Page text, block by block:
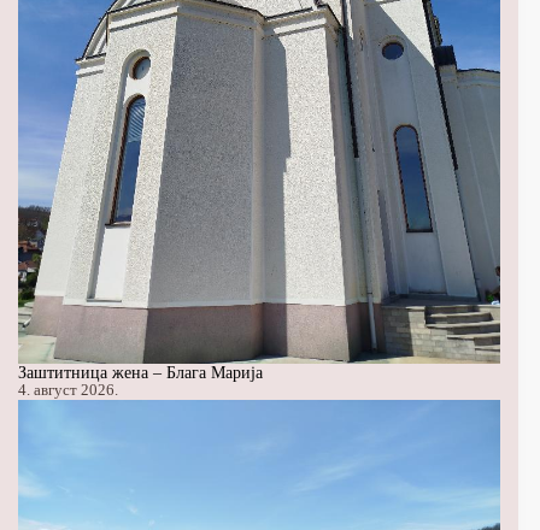
Заштитница жена – Блага Марија
4. август 2026.